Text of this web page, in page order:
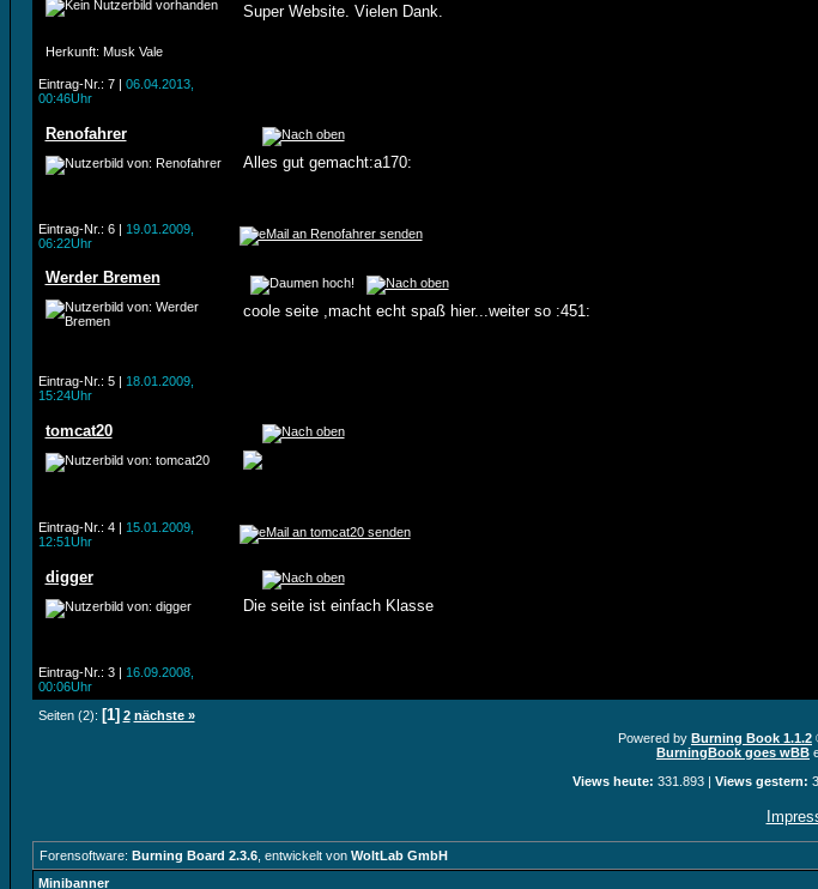
Herkunft: Musk Vale
Super Website. Vielen Dank.
Eintrag-Nr.: 7 | 06.04.2013,
00:46Uhr
Renofahrer
Alles gut gemacht:a170:
Eintrag-Nr.: 6 | 19.01.2009,
06:22Uhr
Werder Bremen
coole seite ,macht echt spaß hier...weiter so :451:
Eintrag-Nr.: 5 | 18.01.2009,
15:24Uhr
tomcat20
Eintrag-Nr.: 4 | 15.01.2009,
12:51Uhr
digger
Die seite ist einfach Klasse
Eintrag-Nr.: 3 | 16.09.2008,
00:06Uhr
Seiten (2): [1] 2 nächste »
Powered by Burning Book 1.1.2
BurningBook goes wBB
Views heute: 331.893 | Views gestern:
Forensoftware: Burning Board 2.3.6, entwickelt von WoltLab GmbH
Minibanner